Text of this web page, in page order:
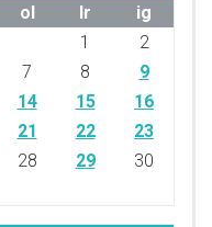
ol lr
ig
1
2
7 8
9
14 15
16
21 22
23
28 29
30